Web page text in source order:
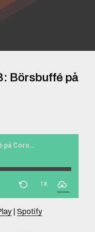
Börsbuffé på
Stundens Hetta 1-03: Börsbuffé på Corona-marknaden
1X
| Spotify